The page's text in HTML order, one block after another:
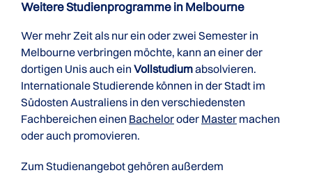
Weitere Studienprogramme in Melbourne
Wer mehr Zeit als nur ein oder zwei Semester in
Melbourne verbringen möchte, kann an einer der
dortigen Unis auch ein Vollstudiumabsolvieren.
Internationale Studierende können in der Stadt im
Südosten Australiens in den verschiedensten
Fachbereichen einen Bacheloroder Master machen
oder auch promovieren.
Zum Studienangebot gehören außerdem